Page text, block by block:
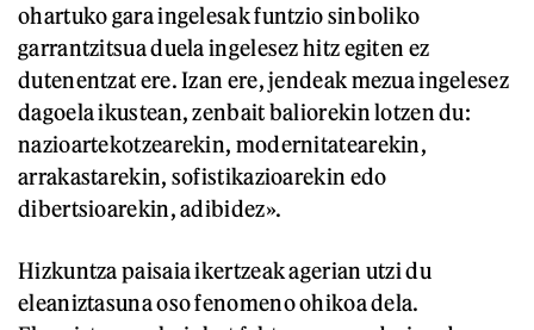
ohartuko gara ingelesak funtzio sinboliko
garrantzitsua duela ingelesez hitz egiten ez
dutenentzat ere. Izan ere, jendeak mezua ingelesez
dagoela ikustean, zenbait baliorekin lotzen du:
nazioartekotzearekin, modernitatearekin,
arrakastarekin, sofistikazioarekin edo
dibertsioarekin, adibidez».
Hizkuntza paisaia ikertzeak agerian utzi du
eleaniztasuna oso fenomeno ohikoa dela.